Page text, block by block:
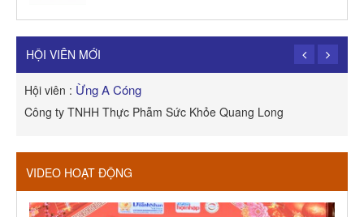
Công Ty TNHH Dịch vụ Cuộc Sống Hạnh Phúc
HỘI VIÊN MỚI
Hội viên : Ừng A Cóng
Công ty TNHH Thực Phẫm Sức Khỏe Quang Long
VIDEO HOẠT ĐỘNG